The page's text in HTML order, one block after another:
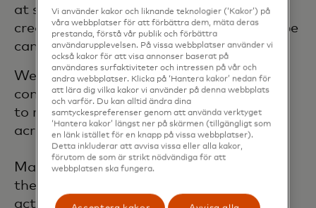
at scale, fastest. Mastercard technology
creates confidence in payments so Europe
can thrive.
We are part of the fabric of Europe, fully
committed to its success and are helping
to realise European values – here and
across the world.
Mastercard Europe is fully committed to
the success of the SEPA vision. We
actively engage with the stakeholders of
Vi använder kakor och liknande teknologier (‘Kakor’) på
våra webbplatser för att förbättra dem, mäta deras
prestanda, förstå vår publik och förbättra
användarupplevelsen. På vissa webbplatser använder vi
också kakor för att visa annonser baserat på
användares surfaktiviteter och intressen på vår och
andra webbplatser. Klicka på ‘Hantera kakor’ nedan för
att lära dig vilka kakor vi använder på denna webbplats
och varför. Du kan alltid ändra dina
samtyckespreferenser genom att använda verktyget
‘Hantera kakor’ längst ner på skärmen (tillgängligt som
en länk istället för en knapp på vissa webbplatser).
Detta inkluderar att avvisa vissa eller alla kakor,
förutom de som är strikt nödvändiga för att
webbplatsen ska fungera.